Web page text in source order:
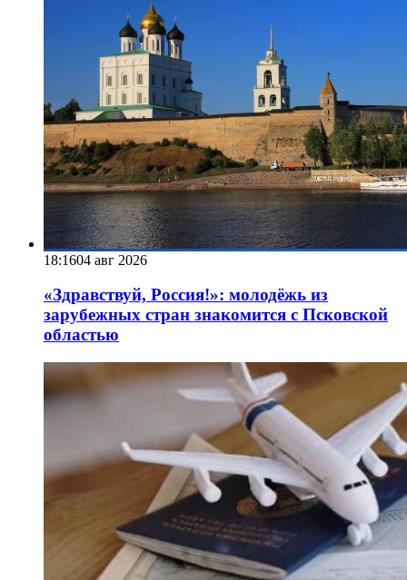
18:1604 авг 2026
«Здравствуй, Россия!»: молодёжь из
зарубежных стран знакомится с Псковской
областью